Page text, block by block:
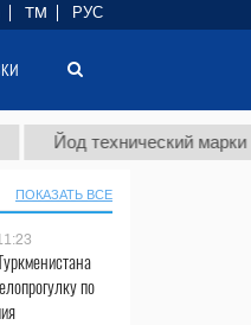
технический марки "А" (т.)
ПОКАЗАТЬ ВСЕ
по
TM РУС